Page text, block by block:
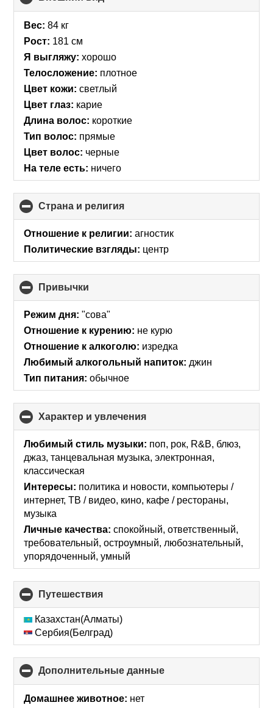
to
Вес: 84 кг
Рост: 181 см
Я выгляжу: хорошо
Телосложение: плотное
Цвет кожи: светлый
Цвет глаз: карие
Длина волос: короткие
Тип волос: прямые
Цвет волос: черные
На теле есть: ничего
Страна и религия
to
collapse
Отношение к религии: агностик
Политические взгляды: центр
Привычки
to
collapse
Режим дня: "сова"
Отношение к курению: не курю
Отношение к алкоголю: изредка
Любимый алкогольный напиток: джин
Тип питания: обычное
Характер и увлечения
to
collapse
contents
Любимый стиль музыки: поп, рок, R&B, блюз,
джаз, танцевальная музыка, электронная,
классическая
Интересы: политика и новости, компьютеры /
интернет, ТВ / видео, кино, кафе / рестораны,
музыка
Личные качества: спокойный, ответственный,
требовательный, остроумный, любознательный,
упорядоченный, умный
Путешествия
to
collapse
contents
Казахстан(Алматы)
Сербия(Белград)
Дополнительные данные
to
Домашнее животное: нет